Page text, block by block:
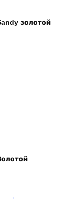
золотой
→